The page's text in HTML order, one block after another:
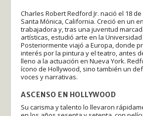
Charles Robert Redford Jr. nació el 18
Santa Mónica, California. Creció en un
trabajadora y, tras una juventud
artísticas, estudió arte en la
Posteriormente viajó a Europa, donde
interés por la pintura y el teatro, antes
lleno a la actuación en Nueva York.
ícono de Hollywood, sino también un
voces y narrativas.
ASCENSO EN HOLLYWOOD
Su carisma y talento lo llevaron